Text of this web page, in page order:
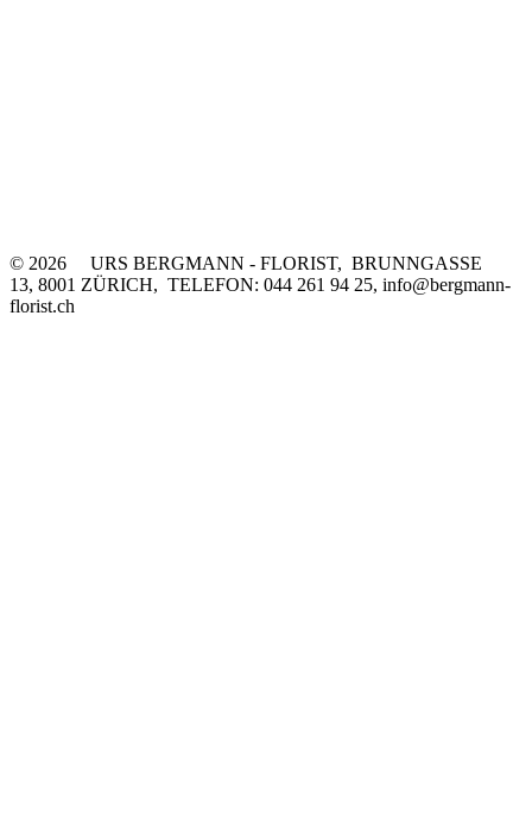
© 2026 URS BERGMANN - FLORIST, BRUNNGASSE
13, 8001 ZÜRICH, TELEFON: 044 261 94 25, info@bergmann-
florist.ch